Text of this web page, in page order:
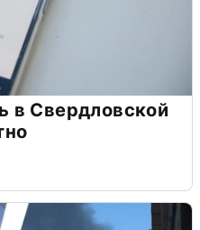
в Свердловской